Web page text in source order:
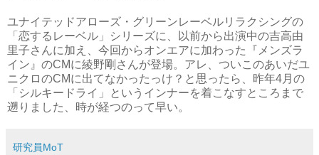
ユナイテッドアローズ・グリーンレーベルリラクシングの
「恋するレーベル」シリーズに、以前から出演中の吉高由
里子さんに加え、今回からオンエアに加わった『メンズラ
イン』のCMに綾野剛さんが登場。アレ、ついこのあいだユ
ニクロのCMに出てなかったっけ？と思ったら、昨年4月の
「シルキードライ」というインナーを着こなすところまで
遡りました、時が経つのって早い。
研究員MoT